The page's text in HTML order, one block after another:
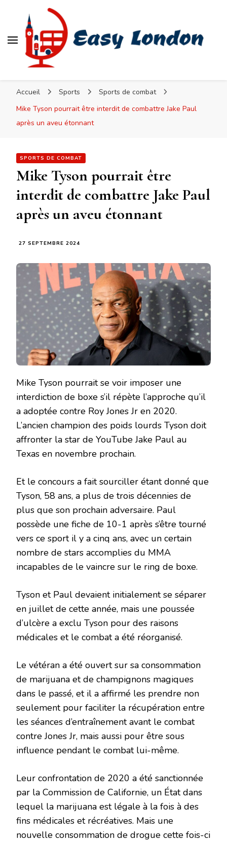
Accueil Sports
Sports de combat
Mike Tyson pourrait être interdit de combattre Jake Paul
après un aveu étonnant
SPORTS DE COMBAT
Mike Tyson pourrait être
interdit de combattre Jake Paul
après un aveu étonnant
27 SEPTEMBRE 2024
Mike Tyson pourrait se voir imposer une
interdiction de boxe s’il répète l’approche qu’il
a adoptée contre Roy Jones Jr en 2020.
L’ancien champion des poids lourds Tyson doit
affronter la star de YouTube Jake Paul au
Texas en novembre prochain.
Et le concours a fait sourciller étant donné que
Tyson, 58 ans, a plus de trois décennies de
plus que son prochain adversaire. Paul
possède une fiche de 10-1 après s’être tourné
vers ce sport il y a cinq ans, avec un certain
nombre de stars accomplies du MMA
incapables de le vaincre sur le ring de boxe.
Tyson et Paul devaient initialement se séparer
en juillet de cette année, mais une poussée
d’ulcère a exclu Tyson pour des raisons
médicales et le combat a été réorganisé.
Le vétéran a été ouvert sur sa consommation
de marijuana et de champignons magiques
dans le passé, et il a affirmé les prendre non
seulement pour faciliter la récupération entre
les séances d’entraînement avant le combat
contre Jones Jr, mais aussi pour être sous
influence pendant le combat lui-même.
Leur confrontation de 2020 a été sanctionnée
par la Commission de Californie, un État dans
lequel la marijuana est légale à la fois à des
fins médicales et récréatives. Mais une
nouvelle consommation de drogue cette fois-ci